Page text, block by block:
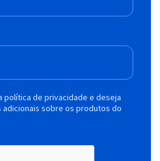
política de privacidade e deseja
sobre os produtos do